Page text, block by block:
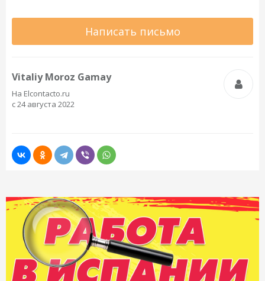
Написать письмо
Vitaliy Moroz Gamay
На Elcontacto.ru
с 24 августа 2022